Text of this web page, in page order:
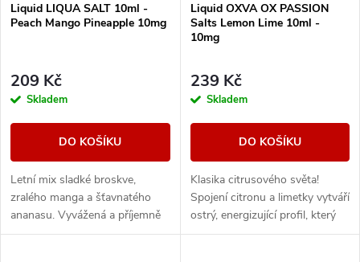
Liquid LIQUA SALT 10ml -
Peach Mango Pineapple 10mg
209 Kč
Skladem
DO KOŠÍKU
Letní mix sladké broskve,
zralého manga a šťavnatého
ananasu. Vyvážená a příjemně
tropická příchuť.
Liquid OXVA OX PASSION
Salts Lemon Lime 10ml -
10mg
239 Kč
Skladem
DO KOŠÍKU
Klasika citrusového světa!
Spojení citronu a limetky vytváří
ostrý, energizující profil, který
osvěží každý den.